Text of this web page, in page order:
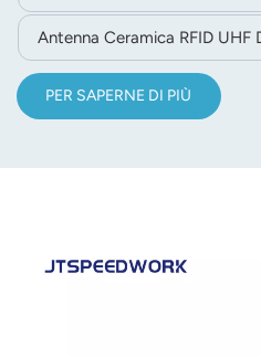
Antenna Ceramica RFID UHF
PER SAPERNE DI PIÙ